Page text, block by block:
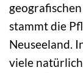
stammt die
Neuseeland.
viele